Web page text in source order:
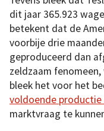
dit jaar 365.923
betekent dat de
voorbije drie
geproduceerd dan
zeldzaam
bleek het voor het
voldoende productie
marktvraag te